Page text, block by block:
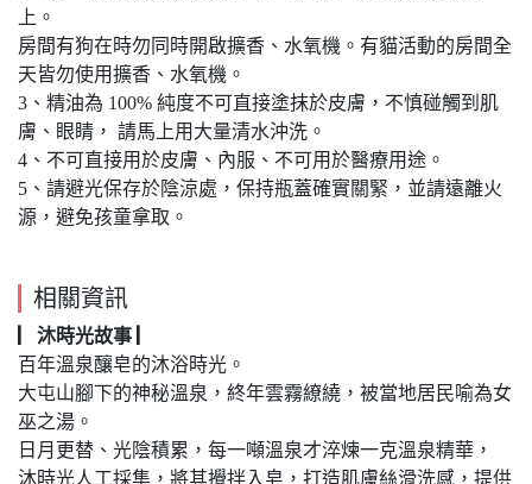
上。
房間有狗在時勿同時開啟擴香、水氧機。有貓活動的房間全
天皆勿使用擴香、水氧機。
3、精油為 100% 純度不可直接塗抹於皮膚，不慎碰觸到肌
膚、眼睛， 請馬上用大量清水沖洗。
4、不可直接用於皮膚、內服、不可用於醫療用途。
5、請避光保存於陰涼處，保持瓶蓋確實關緊，並請遠離火
源，避免孩童拿取。
相關資訊
▏沐時光故事 ▏
百年溫泉釀皂的沐浴時光。
大屯山腳下的神秘溫泉，終年雲霧繚繞，被當地居民喻為女
巫之湯。
日月更替、光陰積累，每一噸溫泉才淬煉一克溫泉精華，
沐時光人工採集，將其攪拌入皂，打造肌膚絲滑洗感，提供